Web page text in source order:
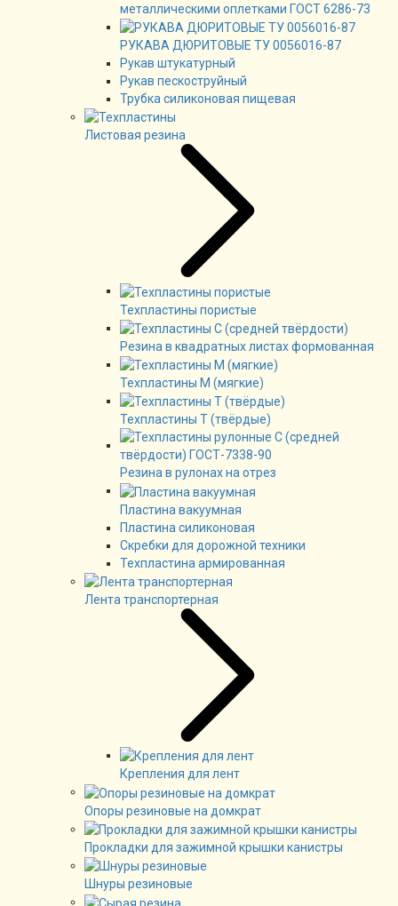
металлическими оплетками ГОСТ 6286-73
РУКАВА ДЮРИТОВЫЕ ТУ 0056016-87
Рукав штукатурный
Рукав пескоструйный
Трубка силиконовая пищевая
Листовая резина
Техпластины пористые
Резина в квадратных листах формованная
Техпластины М (мягкие)
Техпластины Т (твёрдые)
Резина в рулонах на отрез
Пластина вакуумная
Пластина силиконовая
Скребки для дорожной техники
Техпластина армированная
Лента транспортерная
Крепления для лент
Опоры резиновые на домкрат
Прокладки для зажимной крышки канистры
Шнуры резиновые